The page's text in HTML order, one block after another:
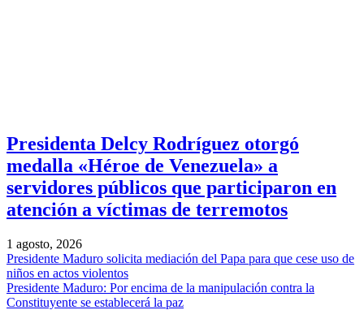
Presidenta Delcy Rodríguez otorgó
medalla «Héroe de Venezuela» a
servidores públicos que participaron en
atención a víctimas de terremotos
1 agosto, 2026
Presidente Maduro solicita mediación del Papa para que cese uso de
niños en actos violentos
Presidente Maduro: Por encima de la manipulación contra la
Constituyente se establecerá la paz